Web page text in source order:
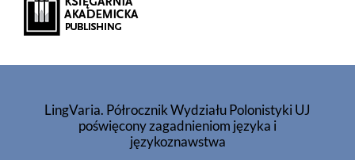
LingVaria. Półrocznik Wydziału Polonistyki UJ
poświęcony zagadnieniom języka i
językoznawstwa